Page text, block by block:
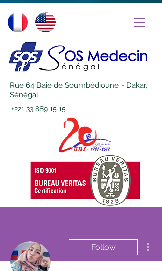
Rue 64 Baie de Soumbédioune - Dakar,
Sénégal
+221 33 889 15 15
Follow